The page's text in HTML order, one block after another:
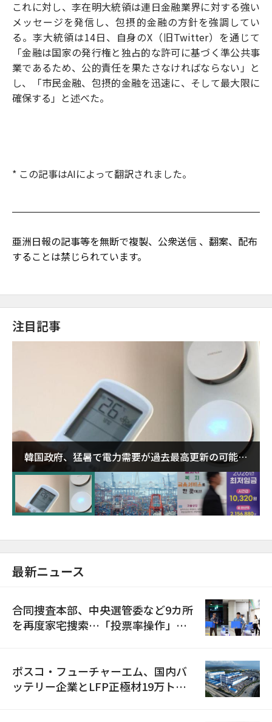
これに対し、李在明大統領は連日金融業界に対する強い
メッセージを発信し、包摂的金融の方針を強調してい
る。李大統領は14日、自身のX（旧Twitter）を通じて
「金融は国家の発行権と独占的な許可に基づく準公共事
業であるため、公的責任を果たさなければならない」と
し、「市民金融、包摂的金融を迅速に、そして最大限に
確保する」と述べた。
* この記事はAIによって翻訳されました。
亜洲日報の記事等を無断で複製、公衆送信 、翻案、配布
することは禁じられています。
注目記事
韓国政府、猛暑で電力需要が過去最高更新の可能性
に需給対応体制を点検
最新ニュース
合同捜査本部、中央選管委など9カ所
を再度家宅捜索…「投票率操作」の
ポスコ・フューチャーエム、国内バ
ッテリー企業とLFP正極材19万トン